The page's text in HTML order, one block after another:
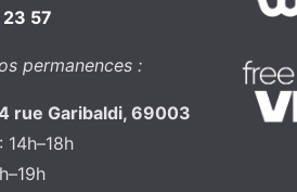
57
permanences :
rue Garibaldi, 69003
14h–18h